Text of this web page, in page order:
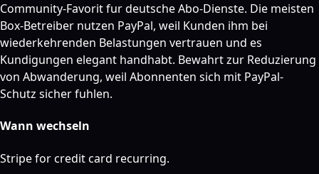
Community-Favorit fur deutsche Abo-Dienste. Die meisten
Box-Betreiber nutzen PayPal, weil Kunden ihm bei
wiederkehrenden Belastungen vertrauen und es
Kundigungen elegant handhabt. Bewahrt zur Reduzierung
von Abwanderung, weil Abonnenten sich mit PayPal-
Schutz sicher fuhlen.
Wann wechseln
Stripe for credit card recurring.